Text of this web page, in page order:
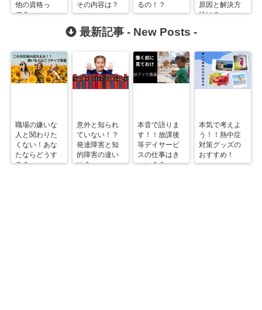
他の資格っ
て？
その内容は？
るの！？
原因と解決方
法は？
最新記事 - New Posts -
職場の嫌いな
人と関わりた
くない！あな
たならどうす
る？
意外と知られ
ていない！？
発達障害と知
的障害の違い
は？
本音で語りま
す！！放課後
等デイサービ
スの仕事はき
つい？？
本気で考えよ
う！！熱中症
対策グッズの
おすすめ！